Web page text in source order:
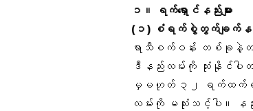
၁။
ရက်ရှောင်နည်းများ
(၁) စံရက်စွဲတွက်ချက်နည်
ရာသီစက်ဝန်း တစ်ခုနဲ့တ
ဒီနည်းလမ်းကို သုံးနိုင်ပါ
မှမဟုတ် ၃၂ ရက်ထက်ရှည်ခ
လမ်းကို မသုံးသင့်ပါ။ နည်